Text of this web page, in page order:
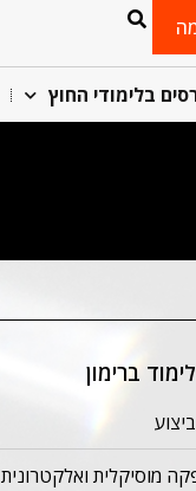
בלימודי החוץ
ברימון
מוסיקלית ואלקטרונית